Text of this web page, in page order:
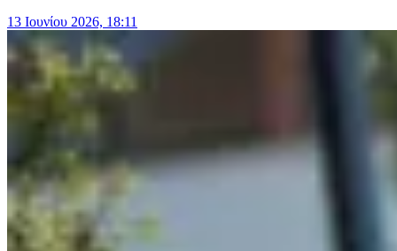
13 Ιουνίου 2026, 18:11